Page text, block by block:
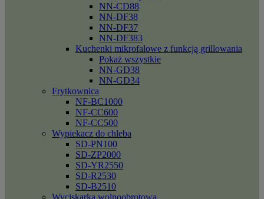
NN-CD88
NN-DF38
NN-DF37
NN-DF383
Kuchenki mikrofalowe z funkcją grillowania
Pokaż wszystkie
NN-GD38
NN-GD34
Frytkownica
NF-BC1000
NF-CC600
NF-CC500
Wypiekacz do chleba
SD-PN100
SD-ZP2000
SD-YR2550
SD-R2530
SD-B2510
Wyciskarka wolnoobrotowa